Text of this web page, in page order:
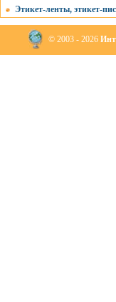
Этикет-ленты, этикет-
© 2003 - 2026